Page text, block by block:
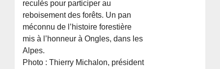
reculés pour participer au
reboisement des forêts. Un pan
méconnu de l’histoire forestière
mis à l’honneur à Ongles, dans les
Alpes.
Photo : Thierry Michalon, président